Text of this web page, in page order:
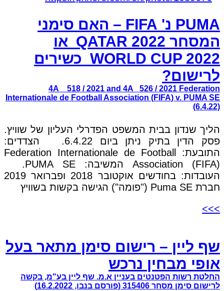
PUMA נ' FIFA – האם סימני
המסחר QATAR 2022 או
WORLD CUP 2022 כשירים
לרישום?
4A _ 518 / 2021 and 4A _526 / 2021 Federation
Internationale de Football Association (FIFA) v. PUMA SE
(6.4.22)
הליך שנדון בבית המשפט הפדרלי העליון של שוויץ.
פסק הדין בתיק ניתן ביום 6.4.22. הצדדים:
התובעת: Federation Internationale de Football
Association (FIFA) המשיבה: PUMA SE.
העובדות: בחודשים אוקטובר 2018 ופברואר 2019
חברת Puma SE ("פומה") הגישה בקשות בשוויץ
>>>
שף ליין – רישום סימן מתאר בעל
אופי מבחין נרכש
החלטת רשות הפטנטים בעניין א.מ. שף ליין בע"מ, בקשה
לרישום סימן מסחר 315406 (פורסם בנבו, 16.2.2022)